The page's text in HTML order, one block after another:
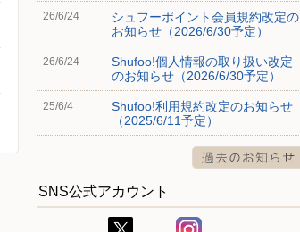
26/6/24
シュフーポイント会員規約改定の
お知らせ（2026/6/30予定）
26/6/24
Shufoo!個人情報の取り扱い改定
のお知らせ（2026/6/30予定）
25/6/4
Shufoo!利用規約改定のお知らせ
（2025/6/11予定）
SNS公式アカウント